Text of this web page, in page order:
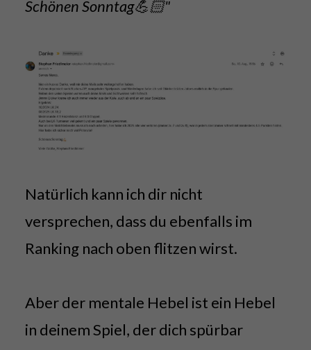
Schönen Sonntag💪🏻"
Natürlich kann ich dir nicht
versprechen, dass du ebenfalls im
Ranking nach oben flitzen wirst.
Aber der mentale Hebel ist ein Hebel
in deinem Spiel, der dich spürbar